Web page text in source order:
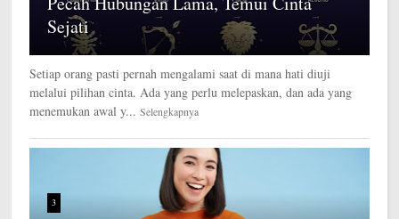
Sejati
Setiap orang pasti pernah mengalami saat di mana hati diuji
melalui pilihan cinta. Ada yang perlu melepaskan, dan ada yang
menemukan awal y... Selengkapnya
3